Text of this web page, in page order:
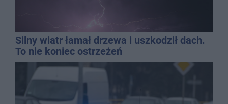
Silny wiatr łamał drzewa i uszkodził dach.
To nie koniec ostrzeżeń